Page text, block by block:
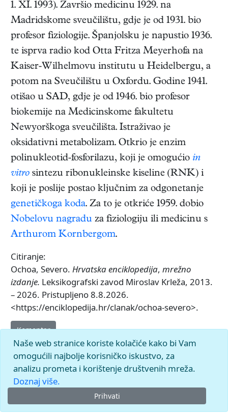
1. XI. 1993). Završio medicinu 1929. na
Madridskome sveučilištu, gdje je od 1931. bio
profesor fiziologije. Španjolsku je napustio 1936.
te isprva radio kod Otta Fritza Meyerhofa na
Kaiser-Wilhelmovu institutu u Heidelbergu, a
potom na Sveučilištu u Oxfordu. Godine 1941.
otišao u SAD, gdje je od 1946. bio profesor
biokemije na Medicinskome fakultetu
Newyorškoga sveučilišta. Istraživao je
oksidativni metabolizam. Otkrio je enzim
polinukleotid-fosforilazu, koji je omogućio in
vitro sintezu ribonukleinske kiseline (RNK) i
koji je poslije postao ključnim za odgonetanje
genetičkoga koda. Za to je otkriće 1959. dobio
Nobelovu nagradu za fiziologiju ili medicinu s
Arthurom Kornbergom.
Citiranje:
Ochoa, Severo. Hrvatska enciklopedija, mrežno
izdanje. Leksikografski zavod Miroslav Krleža, 2013.
– 2026. Pristupljeno 8.8.2026.
<https://enciklopedija.hr/clanak/ochoa-severo>.
Komentar
Naše web stranice koriste kolačiće kako bi Vam
omogućili najbolje korisničko iskustvo, za
analizu prometa i korištenje društvenih mreža.
Doznaj više.
Prihvati
© 2026.Leksikografski zavodMiroslav Krleža